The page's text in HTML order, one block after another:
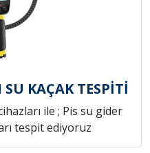
KAÇAK TESPİTİ
ile ; Pis su gider
tespit ediyoruz